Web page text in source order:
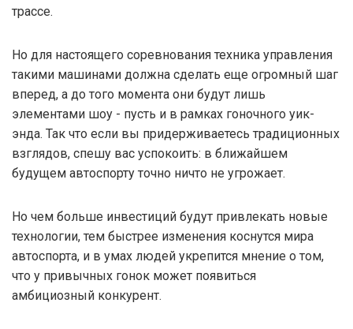
трассе.
Но для настоящего соревнования техника управления
такими машинами должна сделать еще огромный шаг
вперед, а до того момента они будут лишь
элементами шоу - пусть и в рамках гоночного уик-
энда. Так что если вы придерживаетесь традиционных
взглядов, спешу вас успокоить: в ближайшем
будущем автоспорту точно ничто не угрожает.
Но чем больше инвестиций будут привлекать новые
технологии, тем быстрее изменения коснутся мира
автоспорта, и в умах людей укрепится мнение о том,
что у привычных гонок может появиться
амбициозный конкурент.